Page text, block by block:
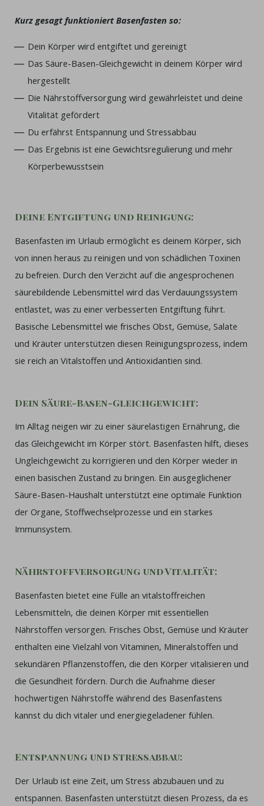
Kurz gesagt funktioniert Basenfasten so:
Dein Körper wird entgiftet und gereinigt
Das Säure-Basen-Gleichgewicht in deinem Körper wird
hergestellt
Die Nährstoffversorgung wird gewährleistet und deine
Vitalität gefördert
Du erfährst Entspannung und Stressabbau
Das Ergebnis ist eine Gewichtsregulierung und mehr
Körperbewusstsein
Deine Entgiftung und Reinigung:
Basenfasten im Urlaub ermöglicht es deinem Körper, sich
von innen heraus zu reinigen und von schädlichen Toxinen
zu befreien. Durch den Verzicht auf die angesprochenen
säurebildende Lebensmittel wird das Verdauungssystem
entlastet, was zu einer verbesserten Entgiftung führt.
Basische Lebensmittel wie frisches Obst, Gemüse, Salate
und Kräuter unterstützen diesen Reinigungsprozess, indem
sie reich an Vitalstoffen und Antioxidantien sind.
Dein Säure-Basen-Gleichgewicht:
Im Alltag neigen wir zu einer säurelastigen Ernährung, die
das Gleichgewicht im Körper stört. Basenfasten hilft, dieses
Ungleichgewicht zu korrigieren und den Körper wieder in
einen basischen Zustand zu bringen. Ein ausgeglichener
Säure-Basen-Haushalt unterstützt eine optimale Funktion
der Organe, Stoffwechselprozesse und ein starkes
Immunsystem.
Nährstoffversorgung und Vitalität:
Basenfasten bietet eine Fülle an vitalstoffreichen
Lebensmitteln, die deinen Körper mit essentiellen
Nährstoffen versorgen. Frisches Obst, Gemüse und Kräuter
enthalten eine Vielzahl von Vitaminen, Mineralstoffen und
sekundären Pflanzenstoffen, die den Körper vitalisieren und
die Gesundheit fördern. Durch die Aufnahme dieser
hochwertigen Nährstoffe während des Basenfastens
kannst du dich vitaler und energiegeladener fühlen.
Entspannung und Stressabbau:
Der Urlaub ist eine Zeit, um Stress abzubauen und zu
entspannen. Basenfasten unterstützt diesen Prozess, da es